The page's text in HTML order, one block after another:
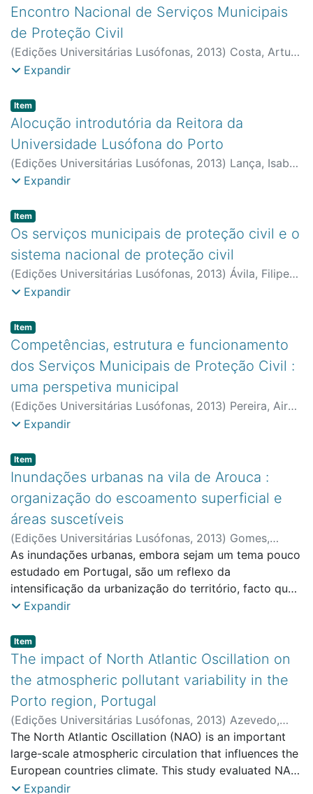
Encontro Nacional de Serviços Municipais
de Proteção Civil
(Edições Universitárias Lusófonas, 2013) Costa, Artur
Fernandes;
Expandir
Item type:
Item,
Alocução introdutória da Reitora da
Universidade Lusófona do Porto
(Edições Universitárias Lusófonas, 2013) Lança, Isabel
Babo;Faculdade de Ciências Naturais, Engenharias e
Expandir
Item type:
Item,
Os serviços municipais de proteção civil e o
sistema nacional de proteção civil
(Edições Universitárias Lusófonas, 2013) Ávila, Filipe
Lobo de;Faculdade de Ciências Naturais, Engenharias
Expandir
Item type:
Item,
Competências, estrutura e funcionamento
dos Serviços Municipais de Proteção Civil :
uma perspetiva municipal
(Edições Universitárias Lusófonas, 2013) Pereira, Aires
Faculdade de Ciências Naturais, Engenharias e
Expandir
Item type:
Item,
Inundações urbanas na vila de Arouca :
organização do escoamento superficial e
áreas suscetíveis
(Edições Universitárias Lusófonas, 2013) Gomes,
António Alberto;Marafuz, Inês;Faculdade de Ciências
Naturais, Engenharias e Tecnologias
As inundações urbanas, embora sejam um tema pouco
estudado em Portugal, são um reflexo da
intensificação da urbanização do território, facto que
se tem acentuado no país (Oliveira, 2003). Com efeito,
escoamento superficial na área urbanizada da Vila de
Arouca, mediante a identificação e análise do
contributo que os elementos da malha urbana
desempenham em todo esse processo. Por outro lado,
analisa-se a evolução dos usos do solo nas últimas
décadas, de forma a entender os efeitos que o
incremento de áreas impermeabilizadas teve no
reforço da componente superficial do escoamento. O
inventário realizado sobre o escoamento superficial
conduzido pelas vias da malha urbana, possibilitou a
Expandir
Item type:
Item,
The impact of North Atlantic Oscillation on
the atmospheric pollutant variability in the
Porto region, Portugal
(Edições Universitárias Lusófonas, 2013) Azevedo,
Jezabel Miriam;Ambrizzi, T.;Gonçalves, F. L. T.;FNSET
- Faculty of Natural Sciences, Engineering and
Tecnology
The North Atlantic Oscillation (NAO) is an important
large-scale atmospheric circulation that influences the
European countries climate. This study evaluated NAO
impact in air quality in Porto Metropolitan Area (PMA),
Expandir